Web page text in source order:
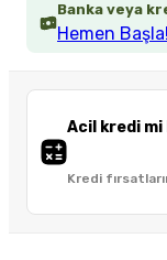
Banka veya
Hemen Başla!
Acil kredi mi
Kredi